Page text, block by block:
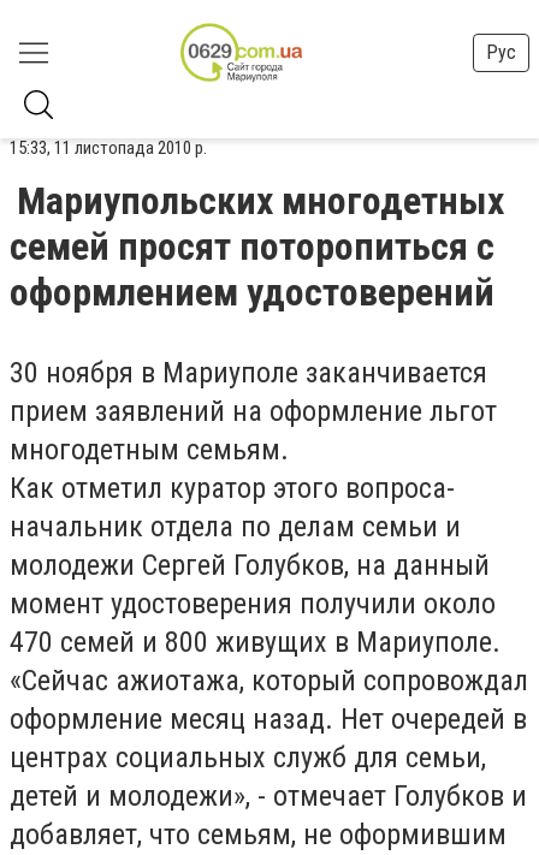
Рус
15:33, 11 листопада 2010 р.
Мариупольских многодетных
семей просят поторопиться с
оформлением удостоверений
30 ноября в Мариуполе заканчивается
прием заявлений на оформление льгот
многодетным семьям.
Как отметил куратор этого вопроса-
начальник отдела по делам семьи и
молодежи Сергей Голубков, на данный
момент удостоверения получили около
470 семей и 800 живущих в Мариуполе.
«Сейчас ажиотажа, который сопровождал
оформление месяц назад. Нет очередей в
центрах социальных служб для семьи,
детей и молодежи», - отмечает Голубков и
добавляет, что семьям, не оформившим